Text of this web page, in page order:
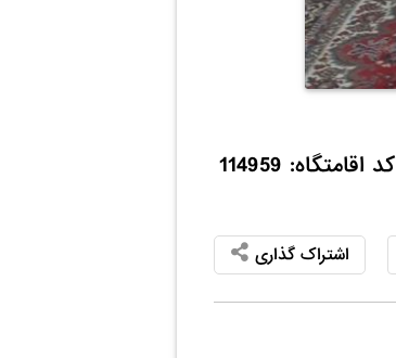
کد اقامتگاه: 114959
اشتراک گذاری